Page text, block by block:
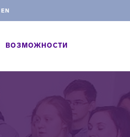
EN
ВОЗМОЖНОСТИ